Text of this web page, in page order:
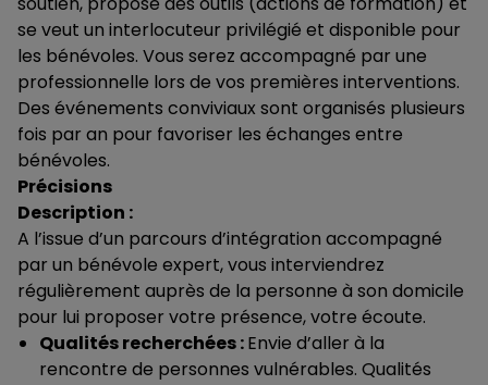
se veut un interlocuteur privilégié et disponible pour
les bénévoles. Vous serez accompagné par une
professionnelle lors de vos premières interventions.
Des événements conviviaux sont organisés plusieurs
fois par an pour favoriser les échanges entre
bénévoles.
Précisions
Description :
A l’issue d’un parcours d’intégration accompagné
par un bénévole expert, vous interviendrez
régulièrement auprès de la personne à son domicile
pour lui proposer votre présence, votre écoute.
Qualités recherchées :Envie d’aller à la
rencontre de personnes vulnérables. Qualités